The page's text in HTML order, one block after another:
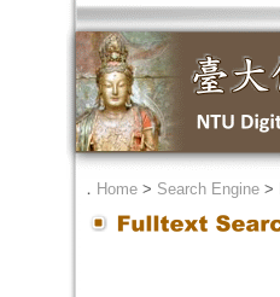
． Home> Search Engine>